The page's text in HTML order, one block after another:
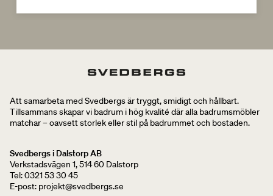
Att samarbeta med Svedbergs är tryggt, smidigt och hållbart.
Tillsammans skapar vi badrum i hög kvalité där alla badrumsmöbler
matchar – oavsett storlek eller stil på badrummet och bostaden.
Svedbergs i Dalstorp AB
Verkstadsvägen 1, 514 60 Dalstorp
Tel: 0321 53 30 45
E-post: projekt@svedbergs.se